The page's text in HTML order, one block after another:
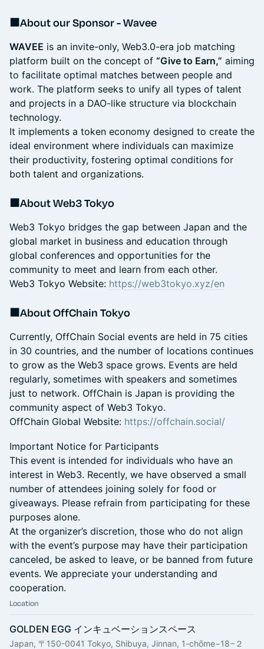
■About our Sponsor - Wavee
WAVEE is an invite-only, Web3.0-era job matching
platform built on the concept of “Give to Earn,” aiming
to facilitate optimal matches between people and
work. The platform seeks to unify all types of talent
and projects in a DAO-like structure via blockchain
technology.
It implements a token economy designed to create the
ideal environment where individuals can maximize
their productivity, fostering optimal conditions for
both talent and organizations.
■About Web3 Tokyo
Web3 Tokyo bridges the gap between Japan and the
global market in business and education through
global conferences and opportunities for the
community to meet and learn from each other.
Web3 Tokyo Website: https://web3tokyo.xyz/en
■About OffChain Tokyo
Currently, OffChain Social events are held in 75 cities
in 30 countries, and the number of locations continues
to grow as the Web3 space grows. Events are held
regularly, sometimes with speakers and sometimes
just to network. OffChain is Japan is providing the
community aspect of Web3 Tokyo.
OffChain Global Website: https://offchain.social/
Important Notice for Participants
This event is intended for individuals who have an
interest in Web3. Recently, we have observed a small
number of attendees joining solely for food or
giveaways. Please refrain from participating for these
purposes alone.
At the organizer’s discretion, those who do not align
with the event’s purpose may have their participation
canceled, be asked to leave, or be banned from future
events. We appreciate your understanding and
cooperation.
Location
GOLDEN EGG インキュベーションスペース
Japan, 〒150-0041 Tokyo, Shibuya, Jinnan, 1-chōme−18−２